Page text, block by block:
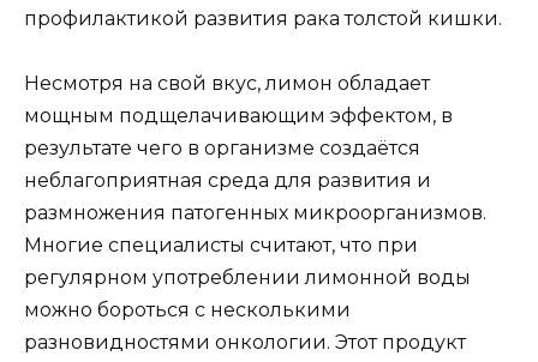
профилактикой развития рака толстой кишки.
Несмотря на свой вкус, лимон обладает
мощным подщелачивающим эффектом, в
результате чего в организме создаётся
неблагоприятная среда для развития и
размножения патогенных микроорганизмов.
Многие специалисты считают, что при
регулярном употреблении лимонной воды
можно бороться с несколькими
разновидностями онкологии. Этот продукт